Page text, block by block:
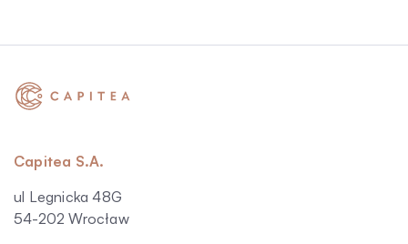
Capitea S.A.
ul Legnicka 48G
54-202 Wrocław